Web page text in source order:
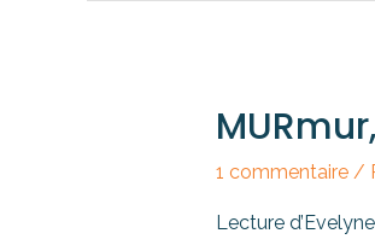
1 commentaire /
Lecture